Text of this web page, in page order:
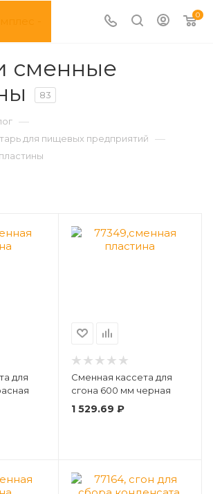
0
сменные
83
—
для пищевых предприятий —
для
Сменная кассета для
сгона 600 мм черная
1 529.69 ₽